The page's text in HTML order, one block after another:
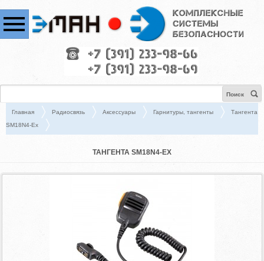
Поиск
Главная Радиосвязь Аксессуары Гарнитуры, тангенты
Тангента
SM18N4-Ex
ТАНГЕНТА SM18N4-EX